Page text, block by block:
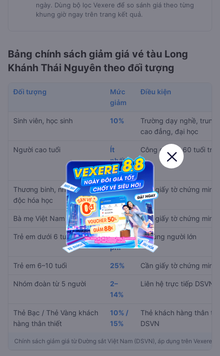
ngày. Dùng bộ lọc Vexere để so sánh giá theo từng
khung giờ ngay trên trang kết quả.
Bảng chính sách giảm giá vé tàu Long
Khánh Thái Nguyên theo đối tượng
Chính sách giảm giá từ Đường sắt Việt Nam (DSVN), áp dụng trên Vexere
Đối tượng
Mức
giảm
Điều kiện
Sinh viên, học sinh 10%
Trường dạy nghề, trung
cao đẳng, đại học
Người cao tuổi
Ít
nhất
15%
Công dân từ 60 tuổi trở
Thương binh, nhiễm chất
độc hóa học
30% Cần giấy tờ chứng minh
Bà mẹ Việt Nam anh hùng 90% Cần giấy tờ chứng minh
Trẻ em dưới 6 tuổi
Miễn
phí
Đi cùng người lớn
Trẻ em 6–10 tuổi 25% Cần giấy tờ chứng minh
Nhóm đoàn từ 5 người
2–
14%
Liên hệ trực tiếp DSVN
Thẻ Bạc / Thẻ Vàng khách
hàng thân thiết
10% /
15%
Thẻ khách hàng thân
DSVN